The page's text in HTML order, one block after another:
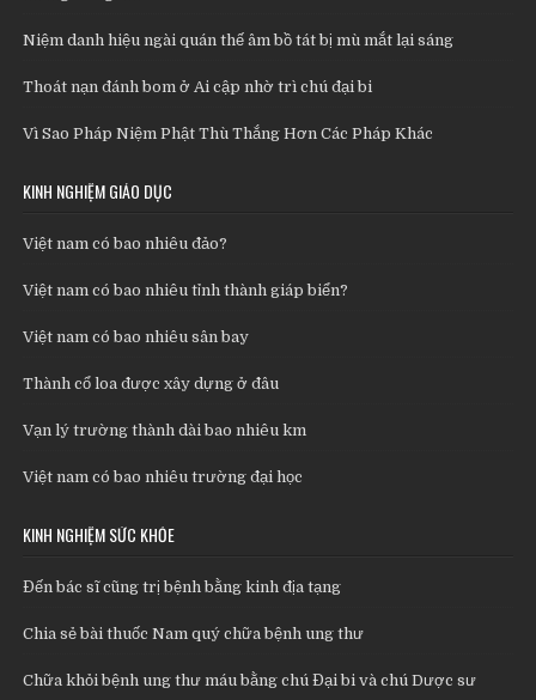
Niệm danh hiệu ngài quán thế âm bồ tát bị mù mắt lại sáng
Thoát nạn đánh bom ở Ai cập nhờ trì chú đại bi
Vì Sao Pháp Niệm Phật Thù Thắng Hơn Các Pháp Khác
KINH NGHIỆM GIÁO DỤC
Việt nam có bao nhiêu đảo?
Việt nam có bao nhiêu tỉnh thành giáp biển?
Việt nam có bao nhiêu sân bay
Thành cổ loa được xây dựng ở đâu
Vạn lý trường thành dài bao nhiêu km
Việt nam có bao nhiêu trường đại học
KINH NGHIỆM SỨC KHỎE
Đến bác sĩ cũng trị bệnh bằng kinh địa tạng
Chia sẻ bài thuốc Nam quý chữa bệnh ung thư
Chữa khỏi bệnh ung thư máu bằng chú Đại bi và chú Dược sư